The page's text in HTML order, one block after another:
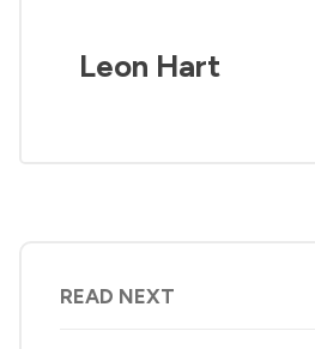
Leon Hart
READ NEXT